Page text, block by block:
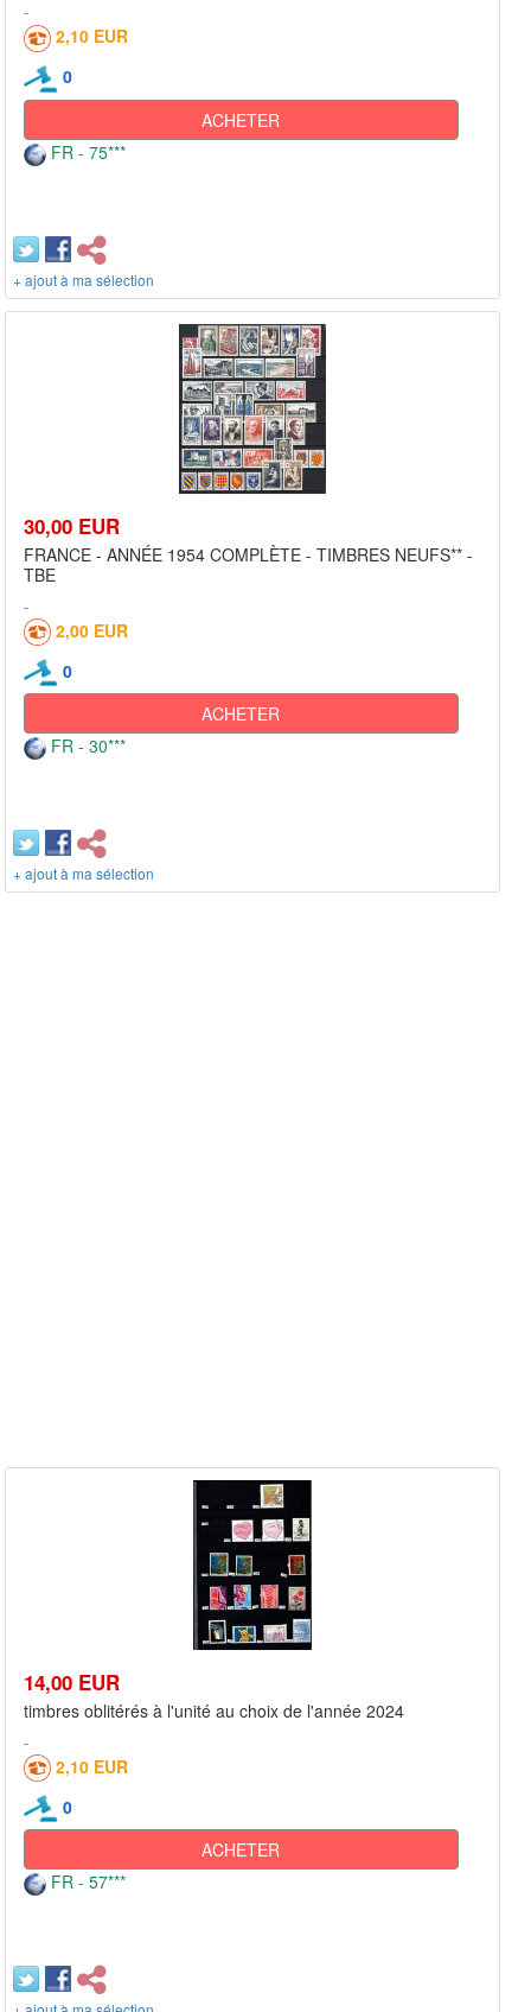
2,10 EUR
0
ACHETER
FR - 75***
+ ajout à ma sélection
30,00 EUR
FRANCE - ANNÉE 1954 COMPLÈTE - TIMBRES NEUFS** -
TBE
2,00 EUR
0
ACHETER
FR - 30***
+ ajout à ma sélection
14,00 EUR
timbres oblitérés à l'unité au choix de l'année 2024
2,10 EUR
0
ACHETER
FR - 57***